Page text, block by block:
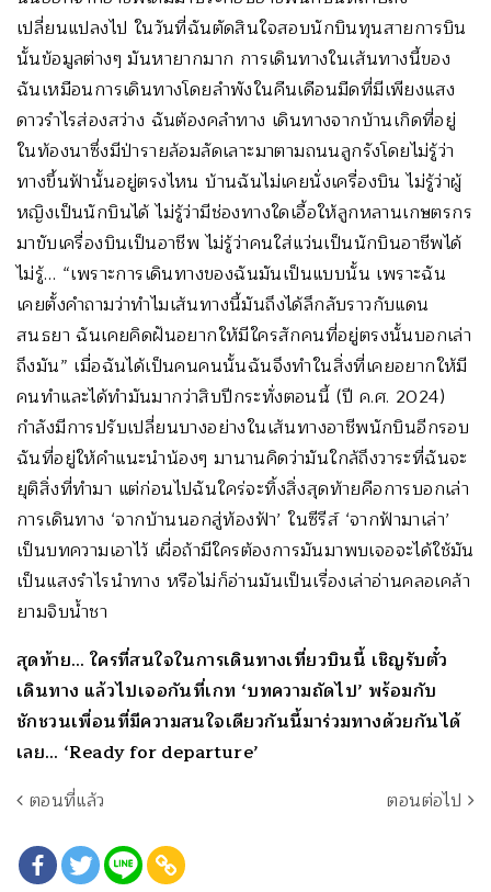
เปลี่ยนแปลงไป ในวันที่ฉันตัดสินใจสอบนักบินทุนสายการบิน
นั้นข้อมูลต่างๆ มันหายากมาก การเดินทางในเส้นทางนี้ของ
ฉันเหมือนการเดินทางโดยลำพังในคืนเดือนมืดที่มีเพียงแสง
ดาวรำไรส่องสว่าง ฉันต้องคลำทาง เดินทางจากบ้านเกิดที่อยู่
ในท้องนาซึ่งมีป่ารายล้อมลัดเลาะมาตามถนนลูกรังโดยไม่รู้ว่า
ทางขึ้นฟ้านั้นอยู่ตรงไหน บ้านฉันไม่เคยนั่งเครื่องบิน ไม่รู้ว่าผู้
หญิงเป็นนักบินได้ ไม่รู้ว่ามีช่องทางใดเอื้อให้ลูกหลานเกษตรกร
มาขับเครื่องบินเป็นอาชีพ ไม่รู้ว่าคนใส่แว่นเป็นนักบินอาชีพได้
ไม่รู้… “เพราะการเดินทางของฉันมันเป็นแบบนั้น เพราะฉัน
เคยตั้งคำถามว่าทำไมเส้นทางนี้มันถึงได้ลึกลับราวกับแดน
สนธยา ฉันเคยคิดฝันอยากให้มีใครสักคนที่อยู่ตรงนั้นบอกเล่า
ถึงมัน” เมื่อฉันได้เป็นคนคนนั้นฉันจึงทำในสิ่งที่เคยอยากให้มี
คนทำและได้ทำมันมากว่าสิบปีกระทั่งตอนนี้ (ปี ค.ศ. 2024)
กำลังมีการปรับเปลี่ยนบางอย่างในเส้นทางอาชีพนักบินอีกรอบ
ฉันที่อยู่ให้คำแนะนำน้องๆ มานานคิดว่ามันใกล้ถึงวาระที่ฉันจะ
ยุติสิ่งที่ทำมา แต่ก่อนไปฉันใคร่จะทิ้งสิ่งสุดท้ายคือการบอกเล่า
การเดินทาง ‘จากบ้านนอกสู่ท้องฟ้า’ ในซีรีส์ ‘จากฟ้ามาเล่า’
เป็นบทความเอาไว้ เผื่อถ้ามีใครต้องการมันมาพบเจอจะได้ใช้มัน
เป็นแสงรำไรนำทาง หรือไม่ก็อ่านมันเป็นเรื่องเล่าอ่านคลอเคล้า
ยามจิบน้ำชา
สุดท้าย… ใครที่สนใจในการเดินทางเที่ยวบินนี้ เชิญรับตั๋ว
เดินทาง แล้วไปเจอกันที่เกท ‘บทความถัดไป’ พร้อมกับ
ชักชวนเพื่อนที่มีความสนใจเดียวกันนี้มาร่วมทางด้วยกันได้
เลย… ‘Ready for departure’
ตอนที่แล้ว
ตอนต่อไป